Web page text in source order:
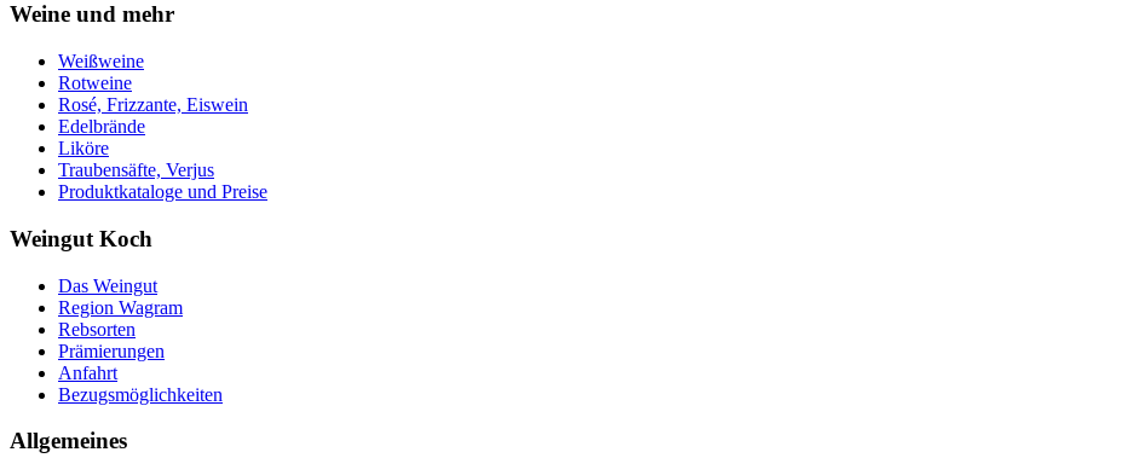
Weine und mehr
Weißweine
Rotweine
Rosé, Frizzante, Eiswein
Edelbrände
Liköre
Traubensäfte, Verjus
Produktkataloge und Preise
Weingut Koch
Das Weingut
Region Wagram
Rebsorten
Prämierungen
Anfahrt
Bezugsmöglichkeiten
Allgemeines